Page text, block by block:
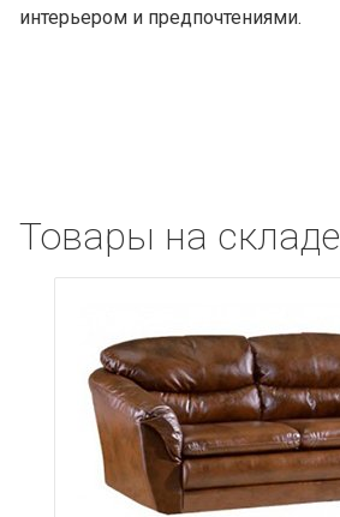
интерьером и предпочтениями.
Товары на складе